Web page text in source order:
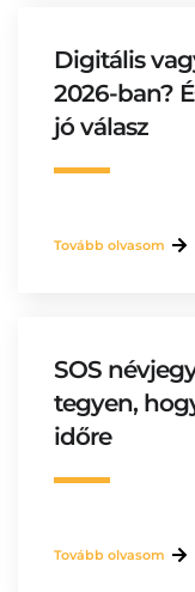
Digitális
2026-ban?
jó válasz
Tovább olvasom
SOS
tegyen,
időre
Tovább olvasom